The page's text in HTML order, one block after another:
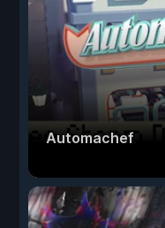
Automachef